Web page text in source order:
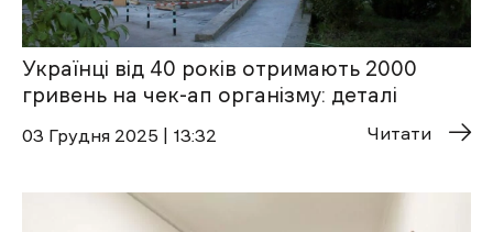
Українці від 40 років отримають 2000
гривень на чек-ап організму: деталі
03 Грудня 2025 | 13:32 Читати